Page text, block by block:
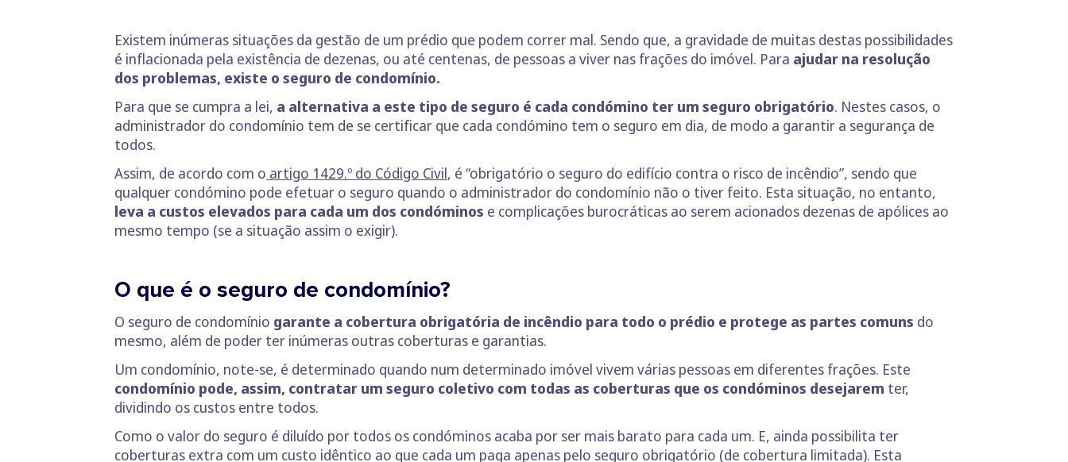
Existem inúmeras situações da gestão de um prédio que podem correr mal. Sendo que, a gravidade de muitas destas possibilidades
é inflacionada pela existência de dezenas, ou até centenas, de pessoas a viver nas frações do imóvel. Para ajudar na resolução
dos problemas, existe o seguro de condomínio.
Para que se cumpra a lei, a alternativa a este tipo de seguro é cada condómino ter um seguro obrigatório. Nestes casos, o
administrador do condomínio tem de se certificar que cada condómino tem o seguro em dia, de modo a garantir a segurança de
todos.
Assim, de acordo com o artigo 1429.º do Código Civil, é “obrigatório o seguro do edifício contra o risco de incêndio”, sendo que
qualquer condómino pode efetuar o seguro quando o administrador do condomínio não o tiver feito. Esta situação, no entanto,
leva a custos elevados para cada um dos condóminos e complicações burocráticas ao serem acionados dezenas de apólices ao
mesmo tempo (se a situação assim o exigir).
O que é o seguro de condomínio?
O seguro de condomínio garante a cobertura obrigatória de incêndio para todo o prédio e protege as partes comuns do
mesmo, além de poder ter inúmeras outras coberturas e garantias.
Um condomínio, note-se, é determinado quando num determinado imóvel vivem várias pessoas em diferentes frações. Este
condomínio pode, assim, contratar um seguro coletivo com todas as coberturas que os condóminos desejarem ter,
dividindo os custos entre todos.
Como o valor do seguro é diluído por todos os condóminos acaba por ser mais barato para cada um. E, ainda possibilita ter
coberturas extra com um custo idêntico ao que cada um paga apenas pelo seguro obrigatório (de cobertura limitada). Esta